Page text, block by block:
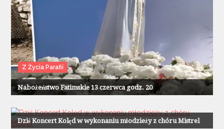
Z Życia Parafii
Nabożeństwo Fatimskie 13 czerwca godz. 20
Dziś Koncert Kolęd w wykonaniu młodzieży z chóru Mistrel
Z Życia Parafii